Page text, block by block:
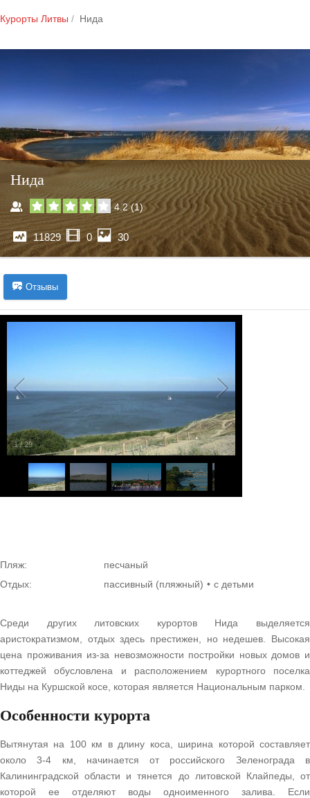
Курорты Литвы Нида
Нида
4.2(1)
11829 0 30
Отзывы
1/29
Пляж:
песчаный
Отдых:
пассивный (пляжный) с детьми
Среди других литовских курортов Нида выделяется
аристократизмом, отдых здесь престижен, но недешев. Высокая
цена проживания из-за невозможности постройки новых домов и
коттеджей обусловлена и расположением курортного поселка
Ниды на Куршской косе, которая является Национальным парком.
Особенности курорта
Вытянутая на 100 км в длину коса, ширина которой составляет
около 3-4 км, начинается от российского Зеленограда в
Калининградской области и тянется до литовской Клайпеды, от
которой ее отделяют воды одноименного залива. Если